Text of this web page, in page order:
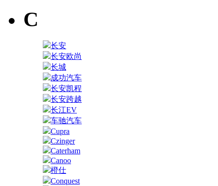
C
长安
长安欧尚
长城
成功汽车
长安凯程
长安跨越
长江EV
车驰汽车
Cupra
Czinger
Caterham
Canoo
橙仕
Conquest